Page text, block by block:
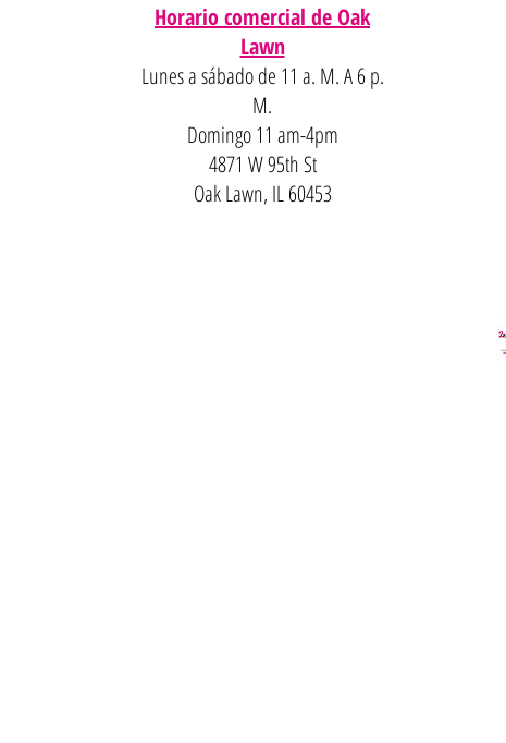
Horario comercial de Oak
Lawn
Lunes a sábado de 11 a. M. A 6 p.
M.
Domingo 11 am-4pm
4871 W 95th St
Oak Lawn, IL 60453